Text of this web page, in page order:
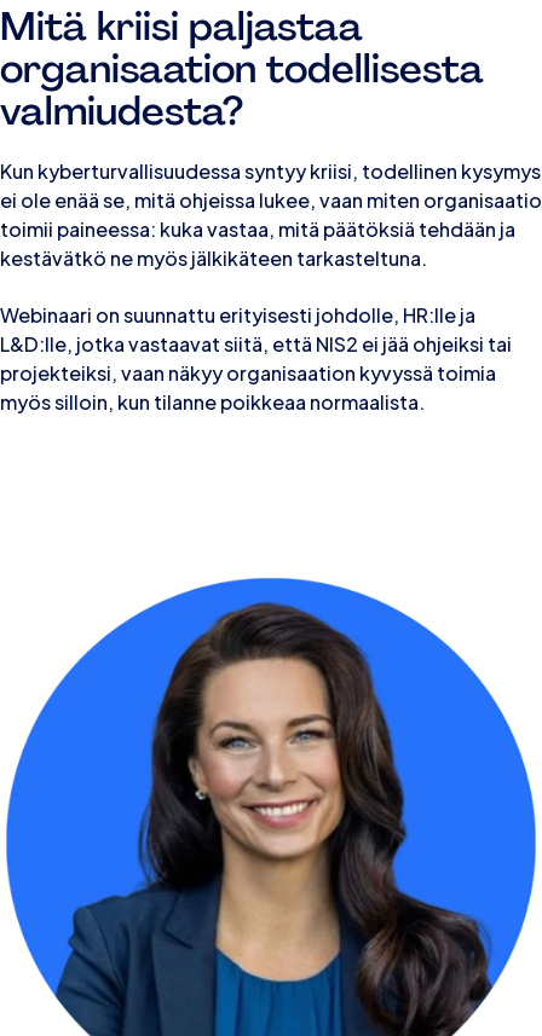
Mitä kriisi paljastaa
organisaation todellisesta
valmiudesta?
Kun kyberturvallisuudessa syntyy kriisi, todellinen kysymys
ei ole enää se, mitä ohjeissa lukee, vaan miten organisaatio
toimii paineessa: kuka vastaa, mitä päätöksiä tehdään ja
kestävätkö ne myös jälkikäteen tarkasteltuna.
Webinaari on suunnattu erityisesti johdolle, HR:lle ja
L&D:lle, jotka vastaavat siitä, että NIS2 ei jää ohjeiksi tai
projekteiksi, vaan näkyy organisaation kyvyssä toimia
myös silloin, kun tilanne poikkeaa normaalista.